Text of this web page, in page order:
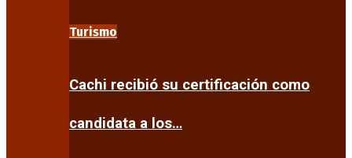
Turismo
Cachi recibió su certificación como
candidata a los…